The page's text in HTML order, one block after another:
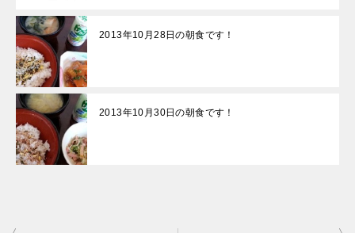
2013年10月28日の朝食です！
2013年10月30日の朝食です！